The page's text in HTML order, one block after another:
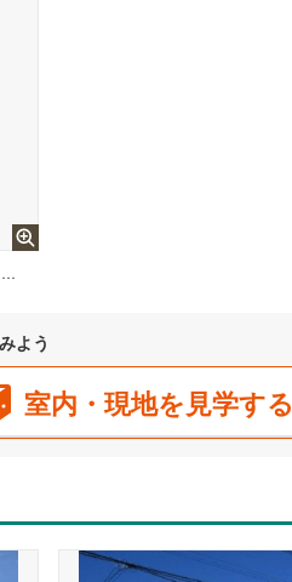
【予算で選べる3プラン】部分リフォームから外壁塗装・スイッチ交換を含む内外装フルパッケージまで、ご要望に合わせて選べます！
よう
室内・現地を見学する